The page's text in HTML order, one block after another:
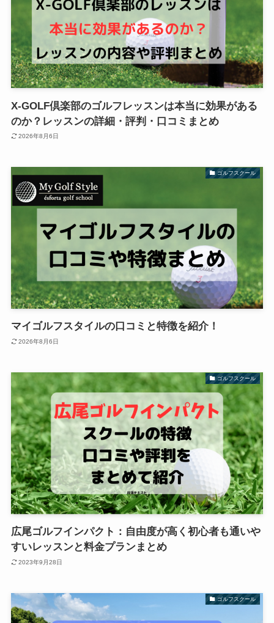
X-GOLF倶楽部のゴルフレッスンは本当に効果がある
のか？レッスンの詳細・評判・口コミまとめ
2026年8月6日
ゴルフスクール
マイゴルフスタイルの口コミと特徴を紹介！
2026年8月6日
ゴルフスクール
広尾ゴルフインパクト：自由度が高く初心者も通いや
すいレッスンと料金プランまとめ
2023年9月28日
ゴルフスクール